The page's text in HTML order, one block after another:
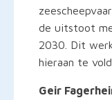
de uitstoot
2030. Dit
hieraan te
Geir